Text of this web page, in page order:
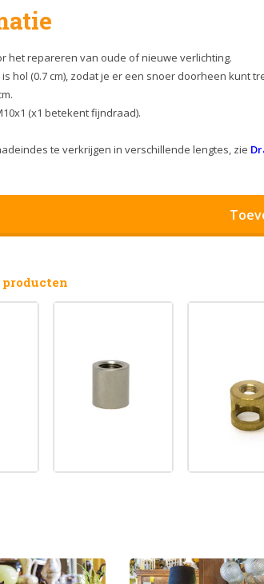
het repareren van oude of nieuwe verlichting.
hol (0.7 cm), zodat je er een snoer doorheen kunt
(x1 betekent fijndraad).
te verkrijgen in verschillende lengtes, zie
producten